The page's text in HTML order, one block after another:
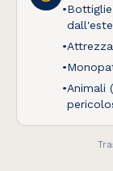
la tua
•
•
•
•Animali